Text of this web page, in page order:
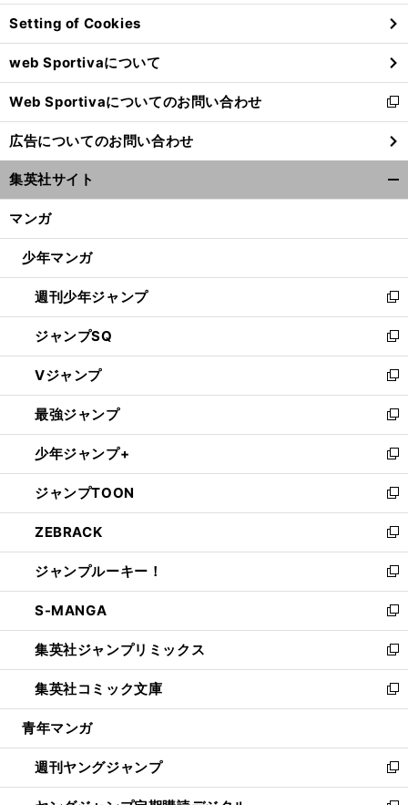
ン
ド
ウ
で
開
く
Setting of Cookies
web Sportivaについて
Web Sportivaについてのお問い合わせ
新
し
い
ウ
ィ
ン
ウ
開
く
広告についてのお問い合わせ
集英社サイト
マンガ
少年マンガ
週刊少年ジャンプ
新
し
い
ウ
ィ
ン
ド
ウ
で
開
く
ジャンプSQ
新
し
い
ウ
ィ
ン
ド
ウ
で
開
く
Vジャンプ
新
し
い
ウ
ィ
ン
ド
ウ
で
開
く
最強ジャンプ
新
し
い
ウ
ィ
ン
ド
ウ
で
開
く
少年ジャンプ+
新
し
い
ウ
ィ
ン
ド
ウ
で
開
く
ジャンプTOON
新
し
い
ウ
ィ
ン
ド
ウ
で
開
く
ZEBRACK
新
し
い
ウ
ィ
ン
ド
ウ
で
開
ジャンプルーキー！
新
し
い
ウ
ィ
ン
ド
ウ
開
く
S-MANGA
新
し
い
ウ
ィ
ン
ウ
で
開
集英社ジャンプリミックス
新
し
い
ウ
ン
ド
ウ
集英社コミック文庫
新
し
ウ
ィ
ン
青年マンガ
週刊ヤングジャンプ
新
し